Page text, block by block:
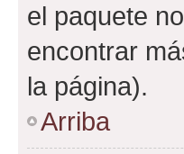
el paquete
encontrar
la página).
Arriba